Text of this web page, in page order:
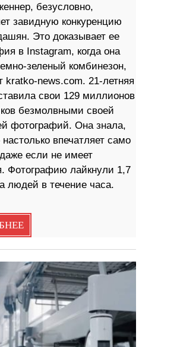
безусловно,
завидную конкуренцию
Это доказывает ее
в Instagram, когда она
зеленый комбинезон,
kratko-news.com. 21-летняя
свои 129 миллионов
безмолвными своей
фотографий. Она знала,
впечатляет само
если не имеет
Фотографию лайкнули 1,7
людей в течение часа.